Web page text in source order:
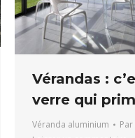
Vérandas :
verre qui
Véranda aluminium Par